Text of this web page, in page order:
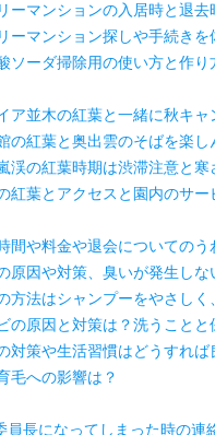
ーマンションの入居時と退去
ーマンション探しや手続きを
ソーダ掃除用の使い方と作
ア並木の紅葉と一緒に秋キ
の紅葉と奥出雲のそばを楽し
渓の紅葉時期は渋滞注意と
紅葉とアクセスと園内のサー
間や料金や退会についてのう
原因や対策、臭いが発生しな
方法はシャンプーをやさし
の原因と対策は？洗うこと
対策や生活習慣はどうすれば
毛への影響は？
員長になってしまった時の連